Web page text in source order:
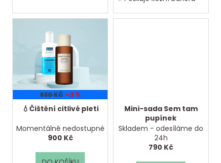
930 KČ –3 %
💧Čištění citlivé pleti
Momentálně nedostupné
900 Kč
Mini-sada Sem tam
pupínek
Skladem - odesíláme do
24h
790 Kč